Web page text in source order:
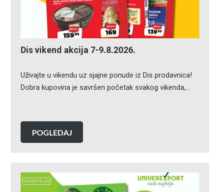
Dis vikend akcija 7-9.8.2026.
Uživajte u vikendu uz sjajne ponude iz Dis prodavnica!
Dobra kupovina je savršen početak svakog vikenda,…
POGLEDAJ